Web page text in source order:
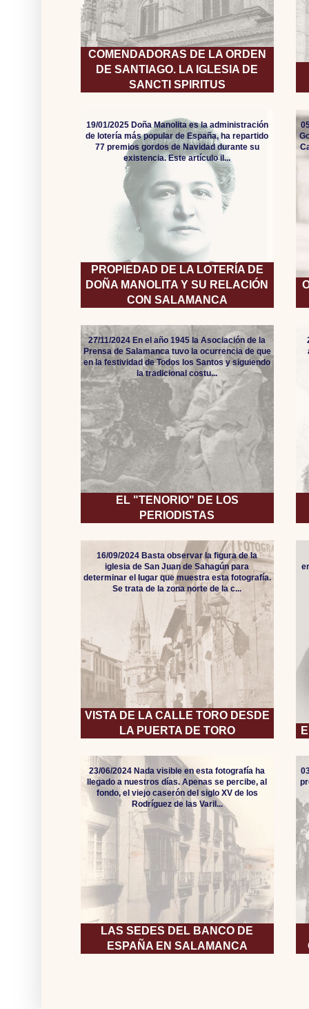
COMENDADORAS DE LA ORDEN
DE SANTIAGO. LA IGLESIA DE
SANCTI SPIRITUS
PROPIEDAD DE LA LOTERÍA DE
DOÑA MANOLITA Y SU RELACIÓN
CON SALAMANCA
19/01/2025 Doña Manolita es la administración
de lotería más popular de España, ha repartido
77 premios gordos de Navidad durante su
existencia. Este artículo il...
EL "TENORIO" DE LOS
PERIODISTAS
27/11/2024 En el año 1945 la Asociación de la
Prensa de Salamanca tuvo la ocurrencia de que
en la festividad de Todos los Santos y siguiendo
la tradicional costu...
VISTA DE LA CALLE TORO DESDE
LA PUERTA DE TORO
16/09/2024 Basta observar la figura de la
iglesia de San Juan de Sahagún para
determinar el lugar que muestra esta fotografía.
Se trata de la zona norte de la c...
LAS SEDES DEL BANCO DE
ESPAÑA EN SALAMANCA
23/06/2024 Nada visible en esta fotografía ha
llegado a nuestros días. Apenas se percibe, al
fondo, el viejo caserón del siglo XV de los
Rodríguez de las Varil...